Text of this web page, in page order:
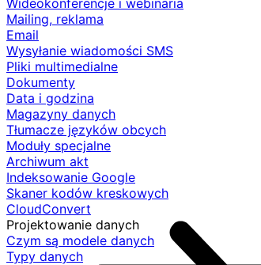
Wideokonferencje i webinaria
Mailing, reklama
Email
Wysyłanie wiadomości SMS
Pliki multimedialne
Dokumenty
Data i godzina
Magazyny danych
Tłumacze języków obcych
Moduły specjalne
Archiwum akt
Indeksowanie Google
Skaner kodów kreskowych
CloudConvert
Projektowanie danych
Czym są modele danych
Typy danych